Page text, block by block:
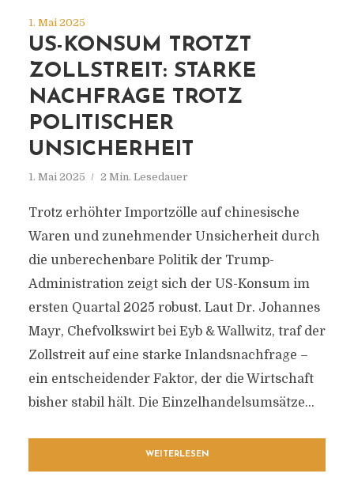
1. Mai 2025
US-KONSUM TROTZT
ZOLLSTREIT: STARKE
NACHFRAGE TROTZ
POLITISCHER
UNSICHERHEIT
1. Mai 2025 2 Min. Lesedauer
Trotz erhöhter Importzölle auf chinesische
Waren und zunehmender Unsicherheit durch
die unberechenbare Politik der Trump-
Administration zeigt sich der US-Konsum im
ersten Quartal 2025 robust. Laut Dr. Johannes
Mayr, Chefvolkswirt bei Eyb & Wallwitz, traf der
Zollstreit auf eine starke Inlandsnachfrage –
ein entscheidender Faktor, der die Wirtschaft
bisher stabil hält. Die Einzelhandelsumsätze...
WEITERLESEN